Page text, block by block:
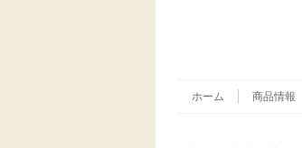
ホーム 商品情報